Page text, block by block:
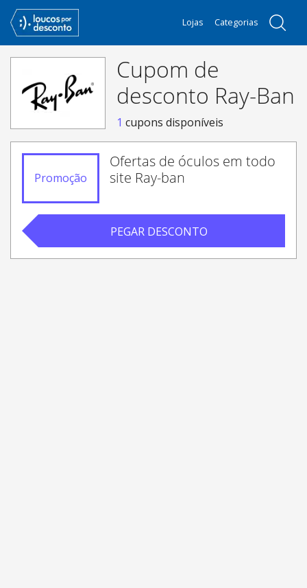
Lojas Categorias
Cupom de
desconto Ray-Ban
1 cupons disponíveis
Promoção
Ofertas de óculos em todo
site Ray-ban
PEGAR DESCONTO